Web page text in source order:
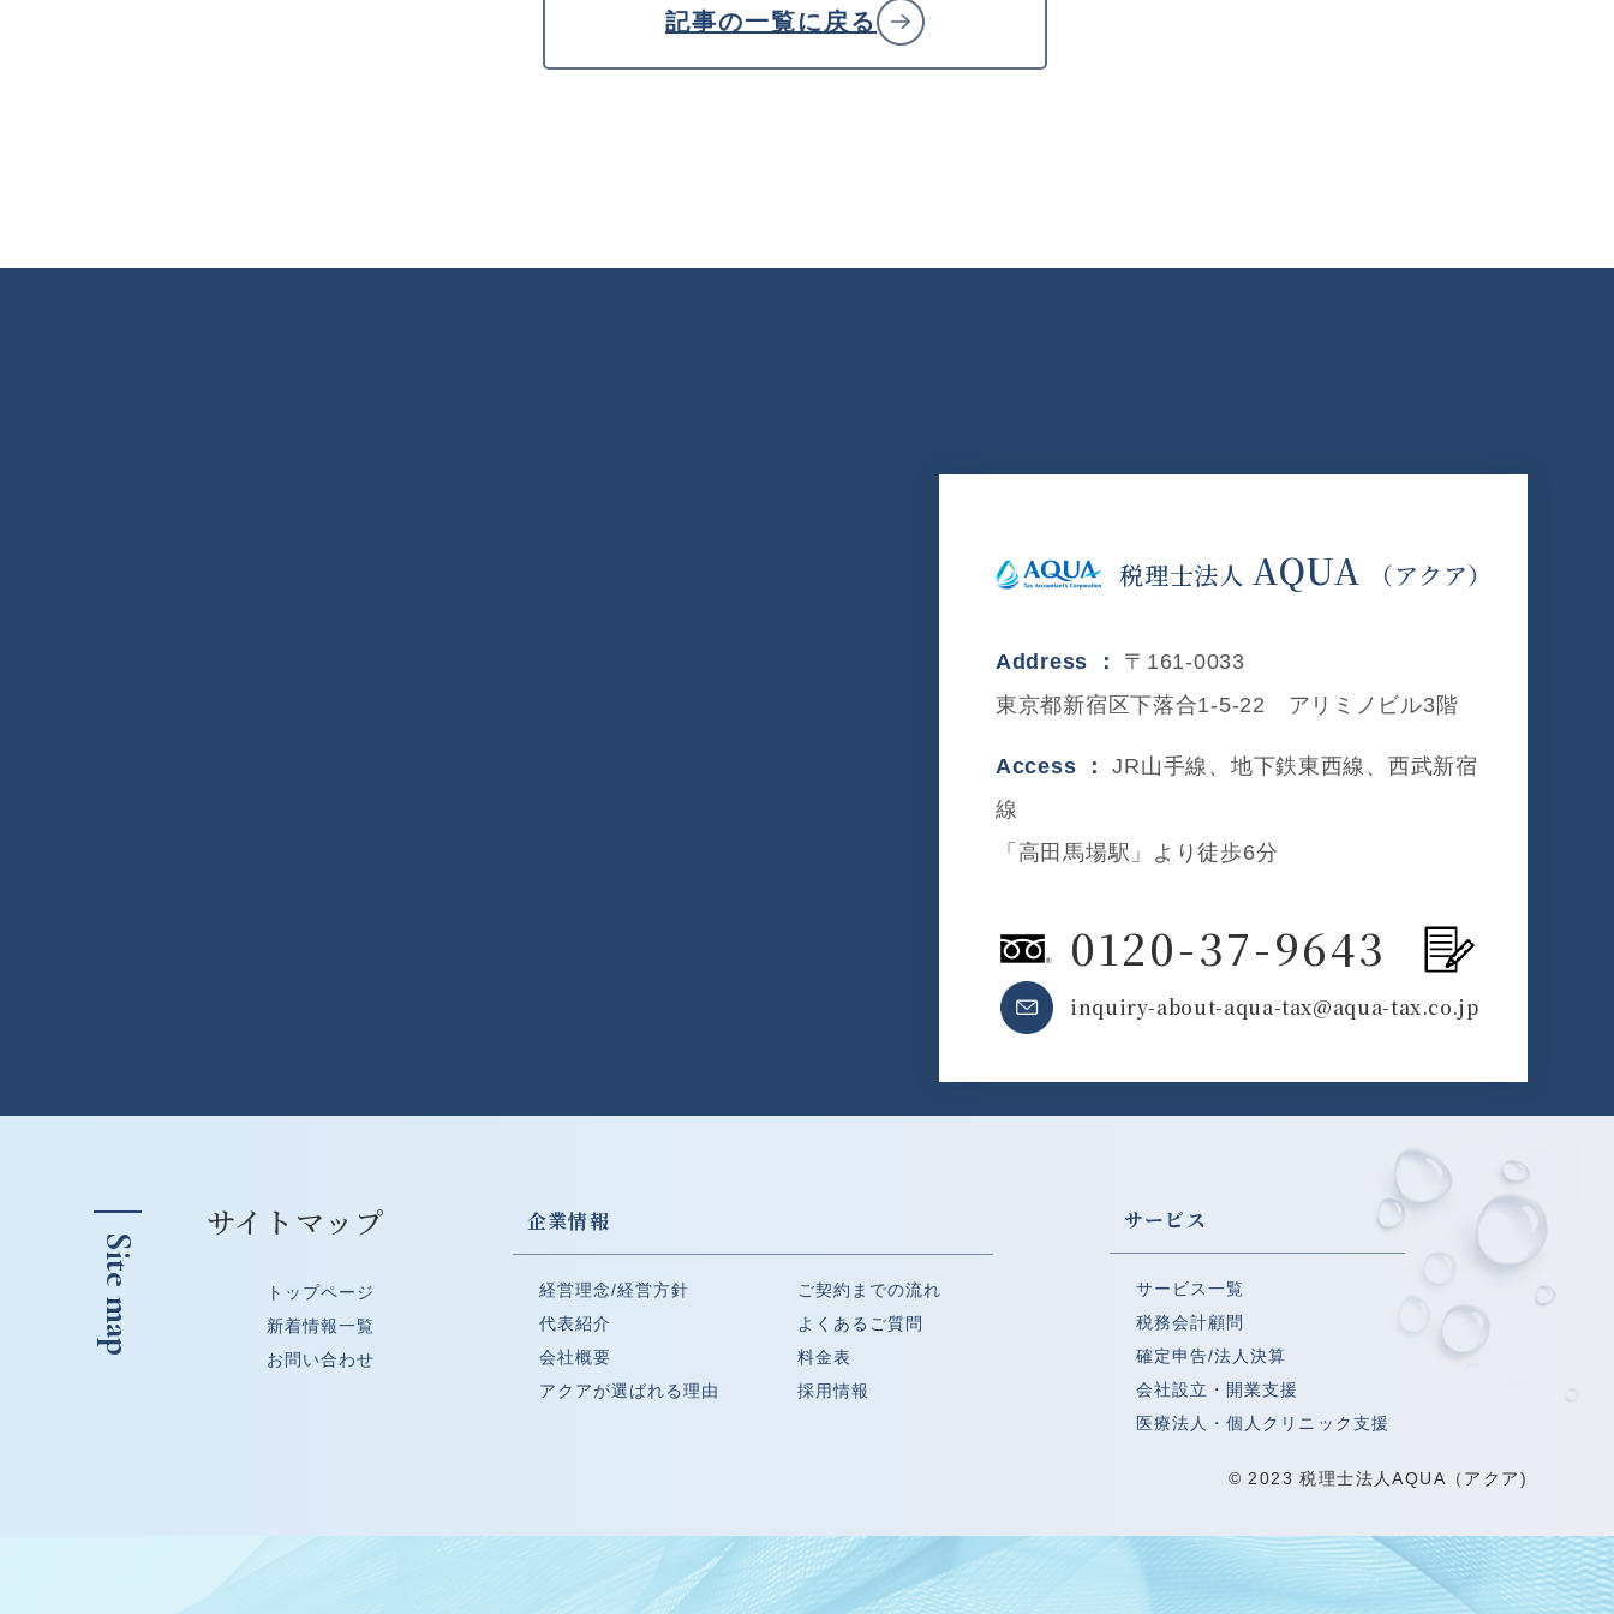
記事の一覧に戻る
税理士法人 AQUA （アクア）
Address ： 〒161-0033
東京都新宿区下落合1-5-22 アリミノビル3階
Access ：JR山手線、地下鉄東西線、西武新宿
線
「高田馬場駅」より徒歩6分
0120-37-9643
inquiry-about-aqua-tax@aqua-tax.co.jp
Site map
サイトマップ
トップページ
新着情報一覧
お問い合わせ
企業情報
経営理念/経営方針
代表紹介
会社概要
アクアが選ばれる理由
ご契約までの流れ
よくあるご質問
料金表
採用情報
サービス
サービス一覧
税務会計顧問
確定申告/法人決算
会社設立・開業支援
医療法人・個人クリニック支援
© 2023 税理士法人AQUA（アクア)